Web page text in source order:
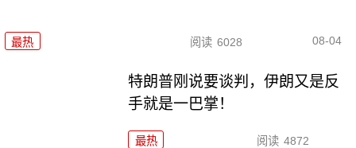
最热 阅读 6028 08-04
特朗普刚说要谈判，伊朗又是反
手就是一巴掌！
最热 阅读 4872